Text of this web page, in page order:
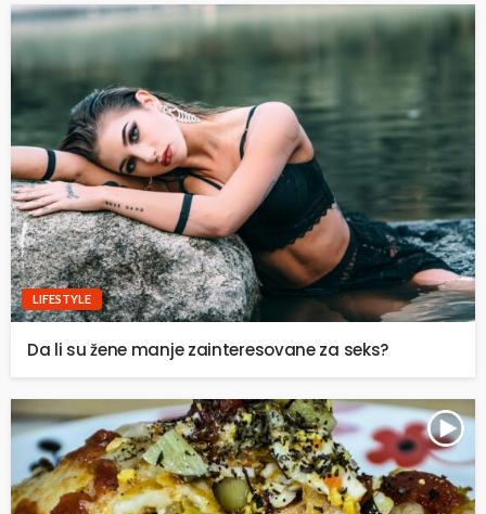
LIFESTYLE
Da li su žene manje zainteresovane za seks?